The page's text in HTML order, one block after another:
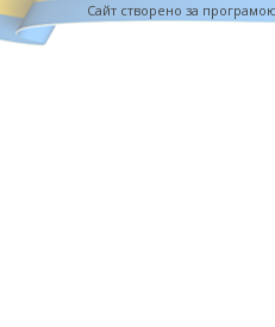
Cайт створено за